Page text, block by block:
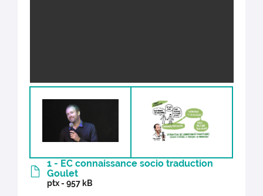
1 - EC connaissance socio traduction
Goulet
ptx - 957 kB